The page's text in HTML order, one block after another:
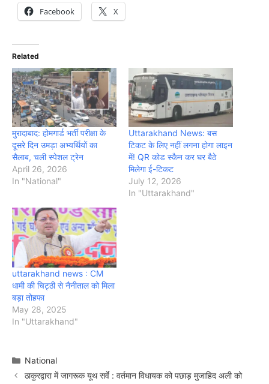
Facebook X
Related
मुरादाबाद: होमगार्ड भर्ती परीक्षा के
दूसरे दिन उमड़ा अभ्यर्थियों का
सैलाब, चली स्पेशल ट्रेन
April 26, 2026
In "National"
Uttarakhand News: बस
टिकट के लिए नहीं लगना होगा लाइन
में! QR कोड स्कैन कर घर बैठे
मिलेगा ई-टिकट
July 12, 2026
In "Uttarakhand"
uttarakhand news : CM
धामी की चिट्ठी से नैनीताल को मिला
बड़ा तोहफा
May 28, 2025
In "Uttarakhand"
Categories
National
ठाकुरद्वारा में जागरूक यूथ सर्वे : वर्तमान विधायक को पछाड़ मुजाहिद अली को